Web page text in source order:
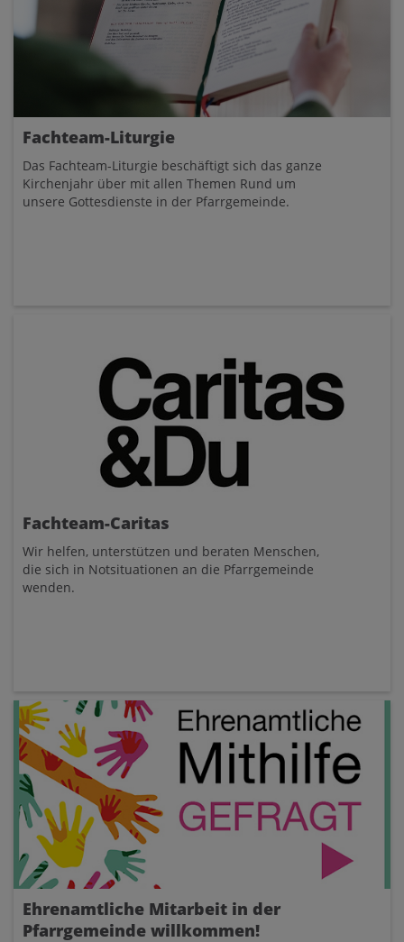
Fachteam-Liturgie
Das Fachteam-Liturgie beschäftigt sich das ganze
Kirchenjahr über mit allen Themen Rund um
unsere Gottesdienste in der Pfarrgemeinde.
Fachteam-Caritas
Wir helfen, unterstützen und beraten Menschen,
die sich in Notsituationen an die Pfarrgemeinde
wenden.
Ehrenamtliche Mitarbeit in der
Pfarrgemeinde willkommen!